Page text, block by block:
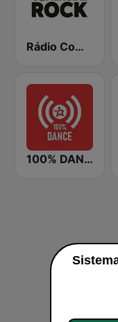
Rádio Comercial Rock
100% DANCE